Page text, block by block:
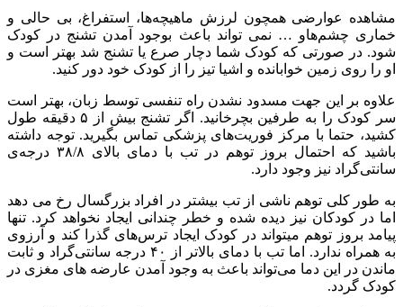
مشاهده عوارضی همچون لرزش ماهیچه‌ها، استفراغ، بی حالی و
خماری چشم‌هاو … نمی تواند باعث بوجود آمدن تشنج در کودک
شود. در صورتی که کودک شما دچار صرع یا تشنج شد بهتر است و
او را روی زمین خوابانده و اشیا تیز را از کودک خود دور کنید.
علاوه بر این جهت مسدود نشدن راه تنفسی توسط زبان، بهتر است
سر کودک را به طرفین بچرخانید. اگر تشنج بیش از ۵ دقیقه طول
کشید، حتما با مرکز فوریت‌های پزشکی تماس بگیرید. توجه داشته
باشید که احتمال بروز توهم در تب با دمای بالای ۳۸/۸ درجه‌ی
سانتی‌گراد نیز وجود دارد.
به طور کلی توهم ناشی از تب بیشتر در افراد بزرگسال رخ می دهد
اما در کودکان نیز دیده شده و خطر چندانی ایجاد نخواهد کرد. تنها
پیامد بروز توهم میتواند در کودک ایجاد ترس‌های گذرا کند و آرزوی
به همراه ندارد. اما تب با دمای بالاتر از ۴۰ درجه سانتی‌گراد و ثابت
ماندن در این دما می‌تواند باعث به وجود آمدن عارضه های مغزی در
کودک گردد.